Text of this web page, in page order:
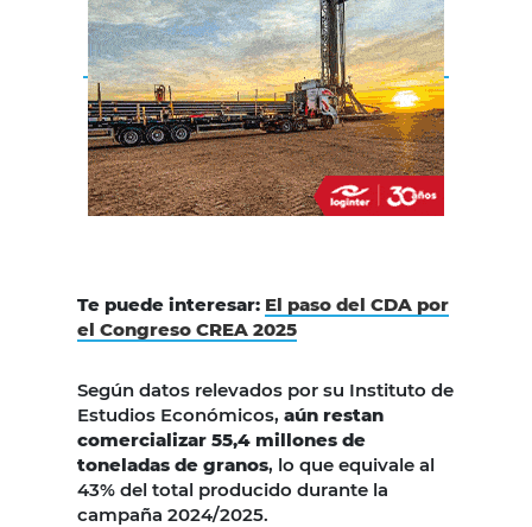
Te puede interesar: El paso del CDA por
el Congreso CREA 2025
Según datos relevados por su Instituto de
Estudios Económicos, aún restan
comercializar 55,4 millones de
toneladas de granos, lo que equivale al
43% del total producido durante la
campaña 2024/2025.